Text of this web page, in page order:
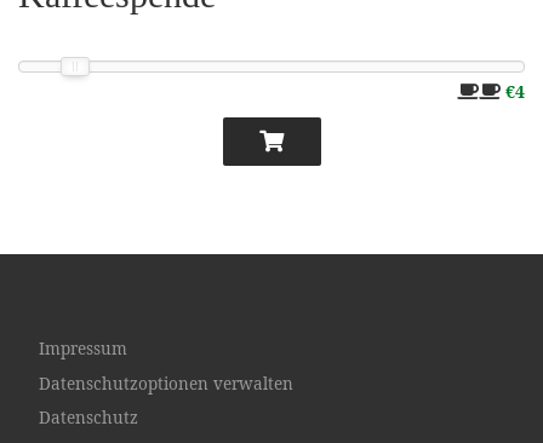
€4
Impressum
Datenschutzoptionen verwalten
Datenschutz